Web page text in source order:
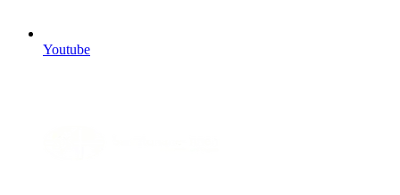
Youtube